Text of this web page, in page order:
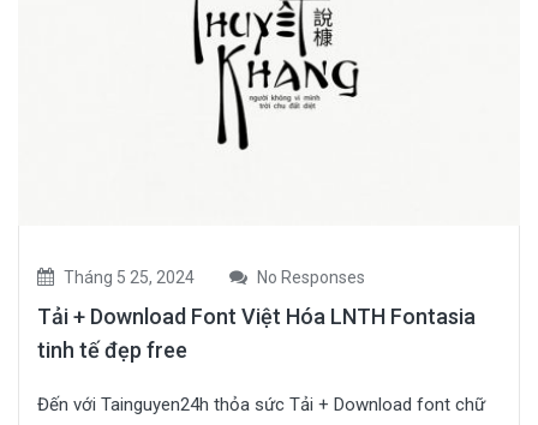
Tháng 5 25, 2024 No Responses
Tải + Download Font Việt Hóa LNTH Fontasia
tinh tế đẹp free
Đến với Tainguyen24h thỏa sức Tải + Download font chữ